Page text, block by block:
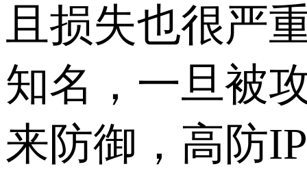
且损失也很严
知名，一旦被
来防御，高防